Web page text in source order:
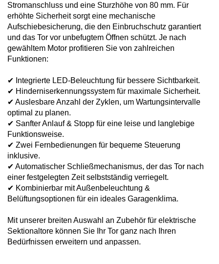
Insektenschutz
Stromanschluss und eine Sturzhöhe von 80 mm. Für
erhöhte Sicherheit sorgt eine mechanische
Aufschiebesicherung, die den Einbruchschutz garantiert
und das Tor vor unbefugtem Öffnen schützt. Je nach
gewähltem Motor profitieren Sie von zahlreichen
Funktionen:
✔ Integrierte LED-Beleuchtung für bessere Sichtbarkeit.
✔ Hinderniserkennungssystem für maximale Sicherheit.
✔ Auslesbare Anzahl der Zyklen, um Wartungsintervalle
optimal zu planen.
✔ Sanfter Anlauf & Stopp für eine leise und langlebige
Funktionsweise.
✔ Zwei Fernbedienungen für bequeme Steuerung
inklusive.
✔ Automatischer Schließmechanismus, der das Tor nach
einer festgelegten Zeit selbstständig verriegelt.
✔ Kombinierbar mit Außenbeleuchtung &
Belüftungsoptionen für ein ideales Garagenklima.
Mit unserer breiten Auswahl an Zubehör für elektrische
Sektionaltore können Sie Ihr Tor ganz nach Ihren
Bedürfnissen erweitern und anpassen.